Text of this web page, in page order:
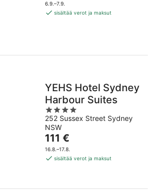
188 €
6.9.–7.9.
sisältää verot ja maksut
YEHS Hotel Sydney
Harbour Suites
4
out
of
5
252 Sussex Street Sydney
NSW
Hinta
on
111 €
111 €
16.8.–17.8.
sisältää verot ja maksut